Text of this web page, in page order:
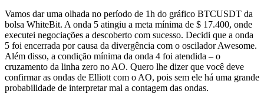
Vamos dar uma olhada no período de 1h do gráfico BTCUSDT da
bolsa WhiteBit. A onda 5 atingiu a meta mínima de $ 17.400, onde
executei negociações a descoberto com sucesso. Decidi que a onda
5 foi encerrada por causa da divergência com o oscilador Awesome.
Além disso, a condição mínima da onda 4 foi atendida – o
cruzamento da linha zero no AO. Quero lhe dizer que você deve
confirmar as ondas de Elliott com o AO, pois sem ele há uma grande
probabilidade de interpretar mal a contagem das ondas.